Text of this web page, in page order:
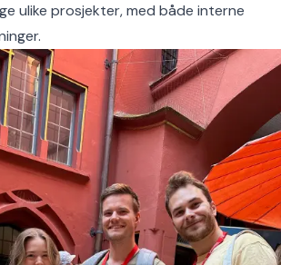
ulike prosjekter, med både interne